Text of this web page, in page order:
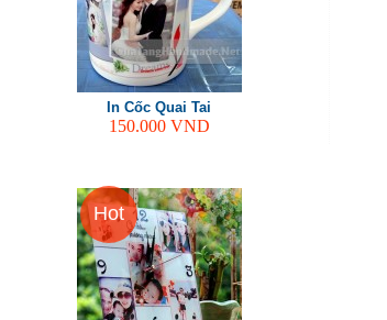
In Cốc Quai Tai
150.000 VND
Hot